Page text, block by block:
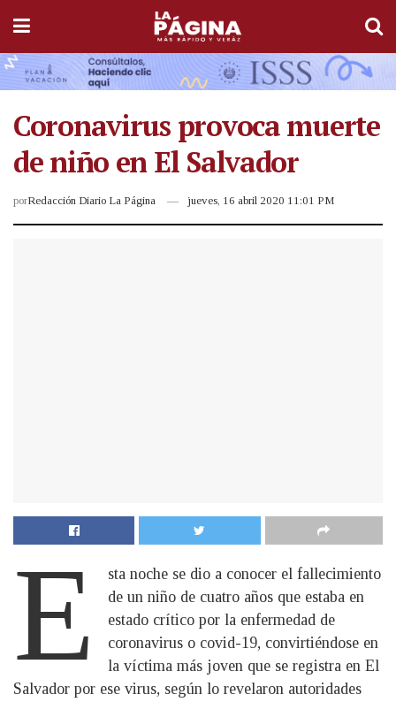
Coronavirus provoca muerte
de niño en El Salvador
porRedacción Diario La Página jueves, 16 abril 2020 11:01 PM
E
sta noche se dio a conocer el fallecimiento
de un niño de cuatro años que estaba en
estado crítico por la enfermedad de
coronavirus o covid-19, convirtiéndose en
la víctima más joven que se registra en El
Salvador por ese virus, según lo revelaron autoridades